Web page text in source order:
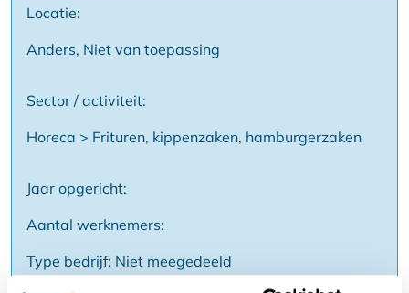
Locatie:
Anders, Niet van toepassing
Sector / activiteit:
Horeca > Frituren, kippenzaken, hamburgerzaken
Jaar opgericht:
Aantal werknemers:
Type bedrijf: Niet meegedeeld